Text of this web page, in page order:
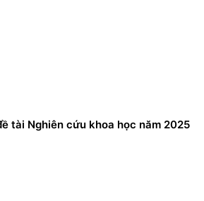
tài Nghiên cứu khoa học năm 2025